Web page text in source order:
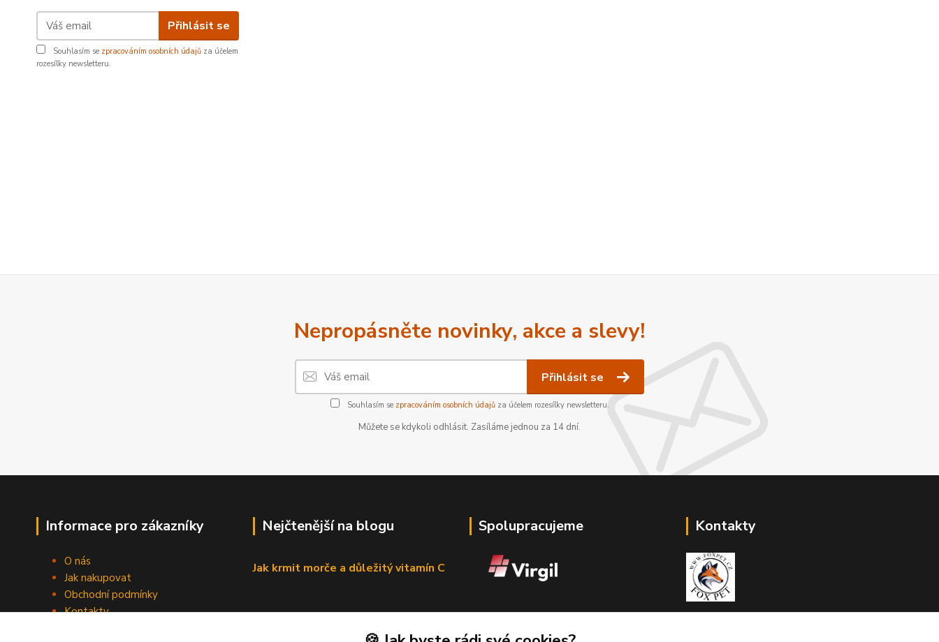
Přihlásit se
Souhlasím se zpracováním osobních údajů za účelem
rozesílky newsletteru.
Nepropásněte novinky, akce a slevy!
Přihlásit se
Souhlasím se zpracováním osobních údajůza účelem rozesílky newsletteru.
Můžete se kdykoli odhlásit. Zasíláme jednou za 14 dní.
Informace pro zákazníky
O nás
Jak nakupovat
Obchodní podmínky
Kontakty
Nejčtenější na blogu
Jak krmit morče a důležitý vitamín C
Spolupracujeme Kontakty